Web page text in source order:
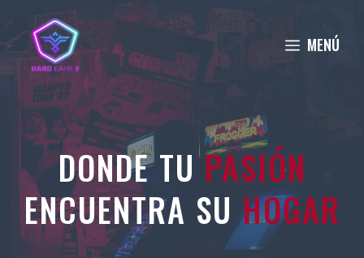
contenido
MENÚ
DONDE TUPASIÓN
ENCUENTRA SUHOGAR